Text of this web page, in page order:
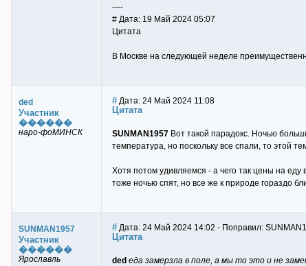
----
# Дата: 19 Май 2024 05:07
Цитата
В Москве на следующей неделе
ded
Участник
������
наро-фоМИНСК
# Дата: 24 Май 2024 11:08
Цитата
SUNMAN1957 Вот такой парадокс. Ночью
температура, но поскольку все спали, то этой
Хотя потом удивляемся - а чего так цены на
тоже ночью спят, но все же к природе гораздо
SUNMAN1957
Участник
������
Ярославль
# Дата: 24 Май 2024 14:02 - Поправил:
Цитата
ded еда замерзла в поле, а мы то это и не